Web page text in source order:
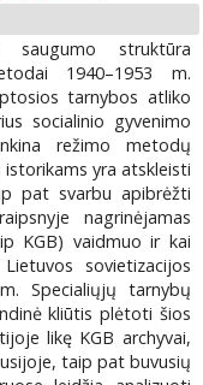
saugumo struktūra
1940–1953 m.
tarnybos atliko
socialinio gyvenimo
režimo metodų
yra atskleisti
pat svarbu apibrėžti
nagrinėjamas
KGB) vaidmuo ir kai
sovietizacijos
Specialiųjų tarnybų
kliūtis plėtoti šios
likę KGB archyvai,
taip pat buvusių